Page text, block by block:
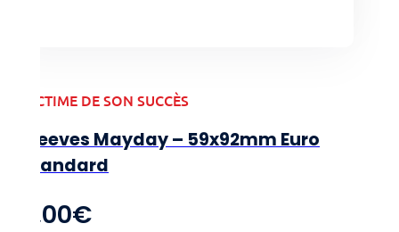
VICTIME DE SON SUCCÈS
Sleeves Mayday – 59x92mm Euro
Standard
3,00€